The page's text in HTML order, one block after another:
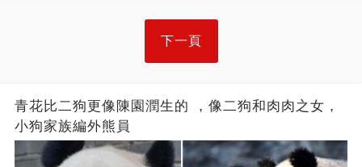
下一頁
青花比二狗更像陳園潤生的 ​​，像二狗和肉肉之女，
小狗家族編外熊員